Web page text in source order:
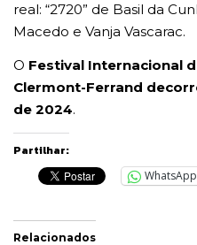
real: “2720” de Basil da
Macedo e Vanja Vascarac.
O Festival Internacional
Clermont-Ferrand
de 2024.
Partilhar:
WhatsApp
Relacionados